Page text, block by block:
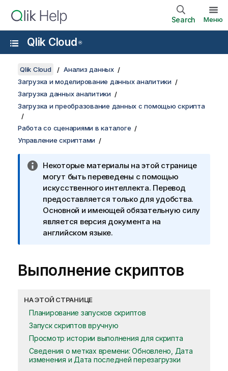
Search Меню
Qlik Cloud ®
Qlik Cloud
Анализ данных
Загрузка и моделирование данных аналитики
Загрузка данных аналитики
Загрузка и преобразование данных с помощью скрипта
Работа со сценариями в каталоге
Управление скриптами
Некоторые материалы на этой странице
могут быть переведены с помощью
искусственного интеллекта. Перевод
предоставляется только для удобства.
Основной и имеющей обязательную силу
является версия документа на
английском языке.
Выполнение скриптов
НА ЭТОЙ СТРАНИЦЕ
Планирование запусков скриптов
Запуск скриптов вручную
Просмотр истории выполнения для скрипта
Сведения о метках времени: Обновлено, Дата
изменения и Дата последней перезагрузки